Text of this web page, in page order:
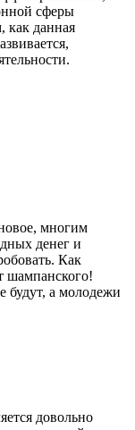
сферы
как данная
многим
денег и
Как
шампанского!
будут, а молодежи
довольно